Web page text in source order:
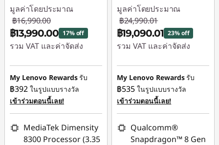
มูลค่าโดยประมาณ
฿16,990.00
฿13,990.00 17% off
รวม VAT และค่าจัดส่ง
ประหยัดทันที :-
฿3,000.00
My Lenovo Rewardsรับ
฿392 ในรูปแบบรางวัล
เข้าร่วมตอนนี้เลย!
MediaTek Dimensity
8300 Processor (3.35
มูลค่าโดยประมาณ
฿24,990.01
฿19,090.01 23% off
รวม VAT และค่าจัดส่ง
ประหยัดทันที :-
฿5,900.00
My Lenovo Rewardsรับ
฿535 ในรูปแบบรางวัล
เข้าร่วมตอนนี้เลย!
Qualcomm®
Snapdragon™ 8 Gen